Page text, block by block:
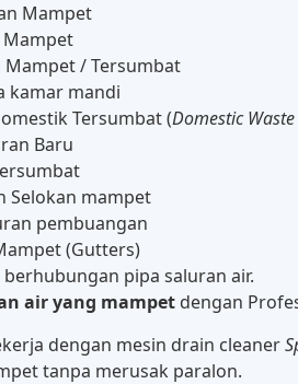
Mampet
Mampet
Mampet / Tersumbat
kamar mandi
Tersumbat (Domestic
Baru
Selokan mampet
pembuangan
(Gutters)
pipa saluran air.
air yang mampet dengan
dengan mesin drain cleaner
tanpa merusak paralon.